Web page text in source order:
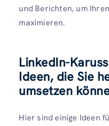
und Berichten, um
maximieren.
LinkedIn-
Ideen, die Sie
umsetzen
Hier sind einige Ideen